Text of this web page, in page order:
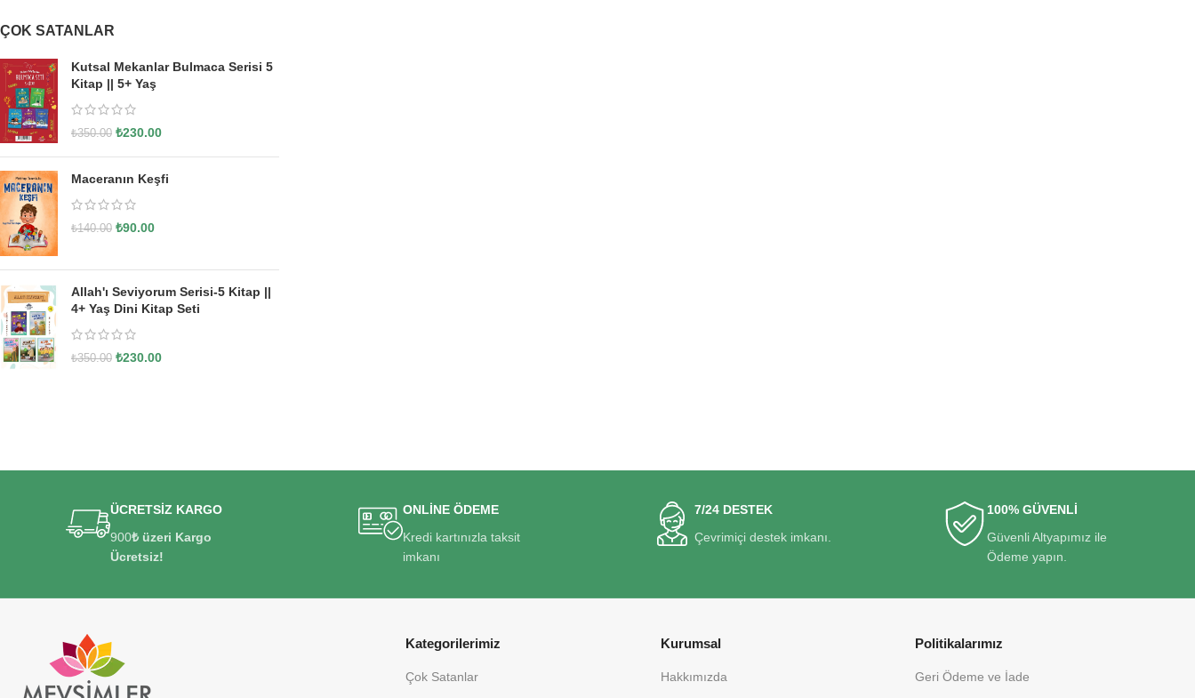
ÇOK SATANLAR
Kutsal Mekanlar Bulmaca Serisi 5
Kitap || 5+ Yaş
₺350.00 ₺230.00
Maceranın Keşfi
₺140.00 ₺90.00
Allah'ı Seviyorum Serisi-5 Kitap ||
4+ Yaş Dini Kitap Seti
₺350.00 ₺230.00
ÜCRETSİZ KARGO
900₺ üzeri Kargo
Ücretsiz!
ONLİNE ÖDEME
Kredi kartınızla taksit
imkanı
7/24 DESTEK
Çevrimiçi destek imkanı.
100% GÜVENLİ
Güvenli Altyapımız ile
Ödeme yapın.
Kategorilerimiz
Çok Satanlar
Kurumsal
Hakkımızda
Politikalarımız
Geri Ödeme ve İade